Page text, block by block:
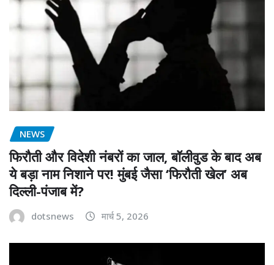
NEWS
फिरौती और विदेशी नंबरों का जाल, बॉलीवुड के बाद अब
ये बड़ा नाम निशाने पर! मुंबई जैसा ‘फिरौती खेल’ अब
दिल्ली-पंजाब में?
dotsnews मार्च 5, 2026